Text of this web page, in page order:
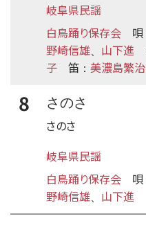
岐阜県民謡
白鳥踊り保存会
唄
野崎信雄 山下進
子
笛 ： 美濃島繁治
8
さのさ
さのさ
岐阜県民謡
白鳥踊り保存会
唄
野崎信雄 山下進